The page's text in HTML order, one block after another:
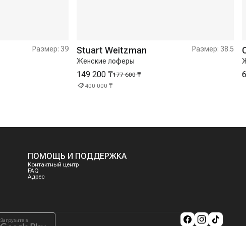
Размер: 39 Stuart Weitzman
Женские лоферы
Размер: 38.5
177 600 ₸
149 200 ₸
400 000 ₸
ПОМОЩЬ И ПОДДЕРЖКА
Контактный центр
FAQ
Адрес
Загрузите в